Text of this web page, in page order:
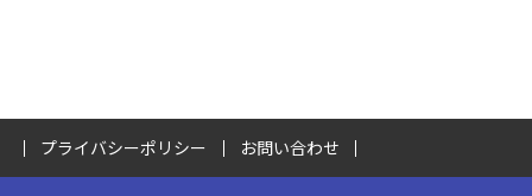
プライバシーポリシー お問い合わせ